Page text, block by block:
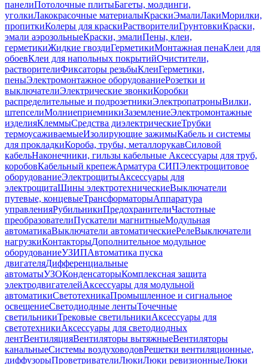
панелиПотолочные плитыБагеты, молдинги,
уголкиЛакокрасочные материалыКраскиЭмалиЛакиМорилки,
пропиткиКолеры для краскиРастворителиГрунтовкиКраски,
эмали аэрозольныеКраски, эмалиПены, клеи,
герметикиЖидкие гвоздиГерметикиМонтажная пенаКлеи для
обоевКлеи для напольных покрытийОчистители,
растворителиФиксаторы резьбыКлеиГерметики,
пеныЭлектромонтажное оборудованиеРозетки и
выключателиЭлектрические звонкиКоробки
распределительные и подрозетникиЭлектропатроныВилки,
штепселиМолниеприемникиЗаземлениеЭлектромонтажные
изделияКлеммыСредства диэлектрическиеТрубки
термоусаживаемыеИзолирующие зажимыКабель и системы
для прокладкиКороба, трубы, металлорукавСиловой
кабельНаконечники, гильзы кабельные Аксессуары для труб,
коробовКабельный крепежАрматура СИПЭлектрощитовое
оборудованиеЭлектрощитыАксессуары для
электрощитаШины электротехническиеВыключатели
путевые, концевыеТрансформаторыАппаратура
управленияРубильникиПредохранителиЧастотные
преобразователиПускатели магнитныеМодульная
автоматикаВыключатели автоматическиеРелеВыключатели
нагрузкиКонтакторыДополнительное модульное
оборудованиеУЗИПАвтоматика пуска
двигателяДифференциальные
автоматыУЗОКонденсаторыКомплексная защита
электродвигателейАксессуары для модульной
автоматикиСветотехникаПромышленное и сигнальное
освещениеСветодиодные лентыТочечные
светильникиТрековые светильникиАксессуары для
светотехникиАксессуары для светодиодных
лентВентиляцияВентиляторы вытяжныеВентиляторы
канальныеСистемы воздуховодовРешетки вентиляционные,
диффузорыПроветривателиЛюкиЛюки ревизионныеЛюки